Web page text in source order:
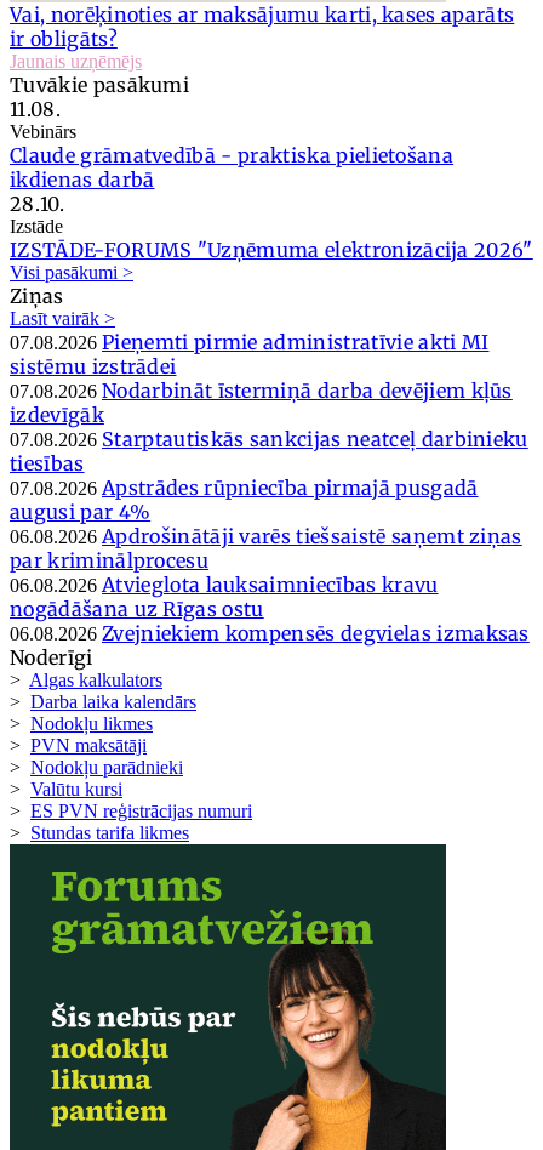
Vai, norēķinoties ar maksājumu karti, kases aparāts
ir obligāts?
Jaunais uzņēmējs
Tuvākie pasākumi
11.08.
Vebinārs
Claude grāmatvedībā - praktiska pielietošana
ikdienas darbā
28.10.
Izstāde
IZSTĀDE-FORUMS "Uzņēmuma elektronizācija 2026"
Visi pasākumi >
Ziņas
Lasīt vairāk >
07.08.2026 Pieņemti pirmie administratīvie akti MI
sistēmu izstrādei
07.08.2026 Nodarbināt īstermiņā darba devējiem kļūs
izdevīgāk
07.08.2026 Starptautiskās sankcijas neatceļ darbinieku
tiesības
07.08.2026 Apstrādes rūpniecība pirmajā pusgadā
augusi par 4%
06.08.2026 Apdrošinātāji varēs tiešsaistē saņemt ziņas
par kriminālprocesu
06.08.2026 Atvieglota lauksaimniecības kravu
nogādāšana uz Rīgas ostu
06.08.2026 Zvejniekiem kompensēs degvielas izmaksas
Noderīgi
> Algas kalkulators
> Darba laika kalendārs
> Nodokļu likmes
> PVN maksātāji
> Nodokļu parādnieki
> Valūtu kursi
> ES PVN reģistrācijas numuri
> Stundas tarifa likmes